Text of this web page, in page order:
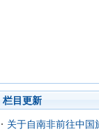
栏目更新
关于自南非前往中国